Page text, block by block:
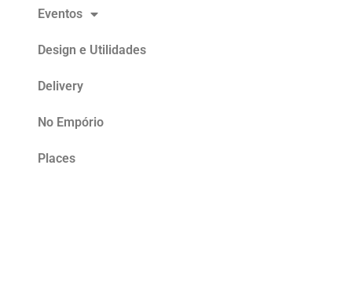
Eventos
Design e Utilidades
Delivery
No Empório
Places